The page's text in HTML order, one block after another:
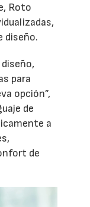
Roto
diseño.
para
opción”,
de
a
de